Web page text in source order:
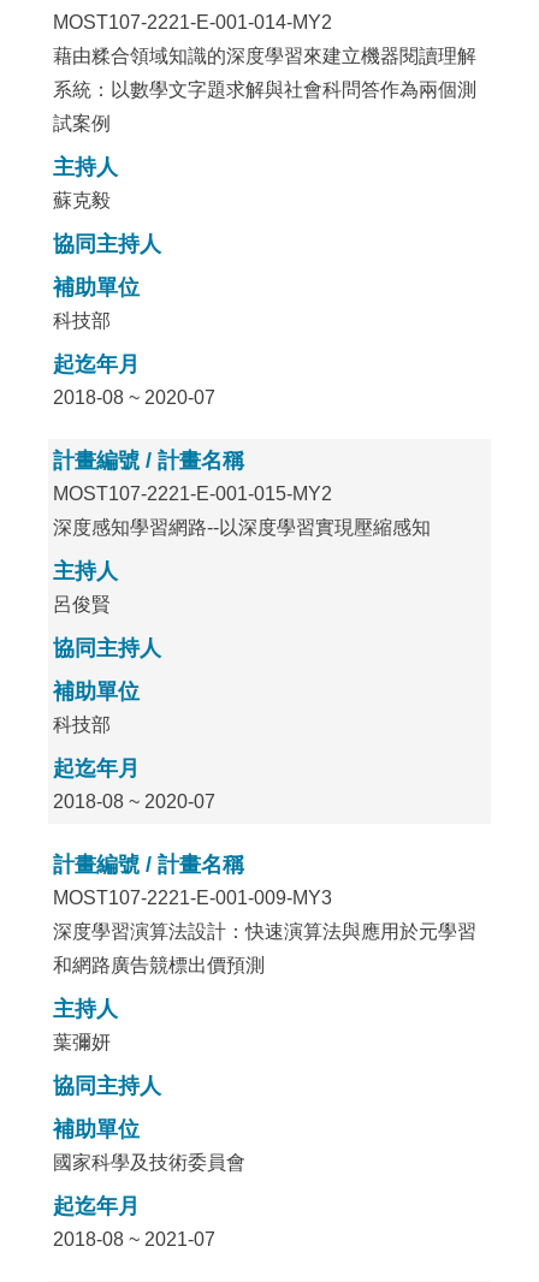
MOST107-2221-E-001-014-MY2
藉由糅合領域知識的深度學習來建立機器閱讀理解
系統：以數學文字題求解與社會科問答作為兩個測
試案例
主持人
蘇克毅
協同主持人
補助單位
科技部
起迄年月
2018-08 ~ 2020-07
計畫編號 / 計畫名稱
MOST107-2221-E-001-015-MY2
深度感知學習網路--以深度學習實現壓縮感知
主持人
呂俊賢
協同主持人
補助單位
科技部
起迄年月
2018-08 ~ 2020-07
計畫編號 / 計畫名稱
MOST107-2221-E-001-009-MY3
深度學習演算法設計：快速演算法與應用於元學習
和網路廣告競標出價預測
主持人
葉彌妍
協同主持人
補助單位
國家科學及技術委員會
起迄年月
2018-08 ~ 2021-07